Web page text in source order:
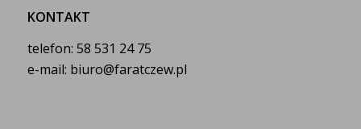
KONTAKT
telefon: 58 531 24 75
e-mail: biuro@faratczew.pl